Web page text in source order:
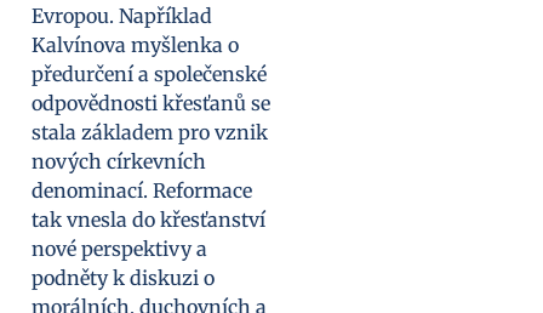
Evropou. Například
Kalvínova myšlenka o
předurčení a společenské
odpovědnosti křesťanů se
stala základem pro vznik
nových církevních
denominací. Reformace
tak vnesla do křesťanství
nové perspektivy a
podněty k diskuzi o
morálních, duchovních a